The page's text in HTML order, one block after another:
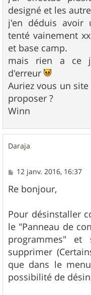
e
designé et les
j'en déduis avoir
tenté vainement
et base camp.
mais rien a ce
d'erreur
Auriez vous un
proposer ?
Winn
Daraja
M
s
s
g
e
12 janv. 2016, 16:37
Re bonjour,
Pour désinstaller
le "Panneau de
programmes" et
supprimer
que dans le
possibilité de